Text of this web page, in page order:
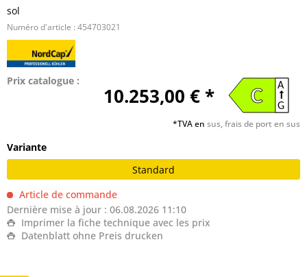
sol
Numéro d'article : 454703021
Prix catalogue :
10.253,00 € * A
G
C
*TVA en sus, frais de port en sus
Variante
Standard
Article de commande
Dernière mise à jour : 06.08.2026 11:10
Imprimer la fiche technique avec les prix
Datenblatt ohne Preis drucken